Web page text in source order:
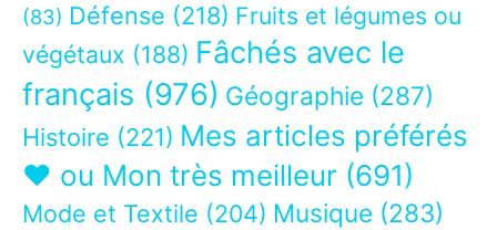
(83) Défense (218) Fruits et légumes ou
végétaux (188) Fâchés avec le
français (976) Géographie (287)
Histoire (221) Mes articles préférés
❤ ou Mon très meilleur (691)
Mode et Textile (204) Musique (283)